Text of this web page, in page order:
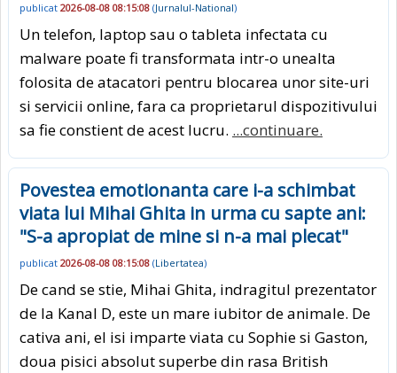
publicat 2026-08-08 08:15:08 (Jurnalul-National)
Un telefon, laptop sau o tableta infectata cu
malware poate fi transformata intr-o unealta
folosita de atacatori pentru blocarea unor site-uri
si servicii online, fara ca proprietarul dispozitivului
sa fie constient de acest lucru. ...continuare.
Povestea emotionanta care i-a schimbat
viata lui Mihai Ghita in urma cu sapte ani:
"S-a apropiat de mine si n-a mai plecat"
publicat 2026-08-08 08:15:08 (Libertatea)
De cand se stie, Mihai Ghita, indragitul prezentator
de la Kanal D, este un mare iubitor de animale. De
cativa ani, el isi imparte viata cu Sophie si Gaston,
doua pisici absolut superbe din rasa British